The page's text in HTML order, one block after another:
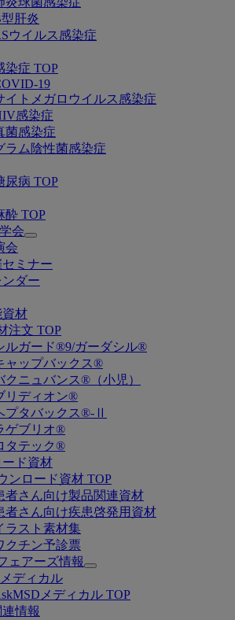
肝炎
ウイルス感染症
染症 TOP
19
イトメガロウイルス感染症
感染症
菌感染症
ラム陰性菌感染症
尿病 TOP
酔 TOP
会
Open
会
ミナー
ダー
材
注文 TOP
ルガード®9/ガーダシル®
ャップバックス®
クニュバンス®（小児）
リディオン®
プタバックス®-Ⅱ
ゲブリオ®
タテック®
ード資材
ンロード資材 TOP
者さん向け製品関連資材
者さん向け疾患啓発用資材
ラスト素材集
クチン予診票
ェアーズ情報
Open
ディカル
メディカル TOP
情報